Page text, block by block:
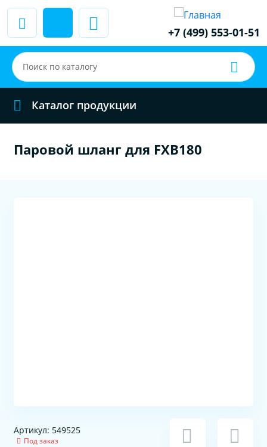
+7 (499) 553-01-51
Каталог продукции
Паровой шланг для FXB180
Артикул: 549525
Под заказ